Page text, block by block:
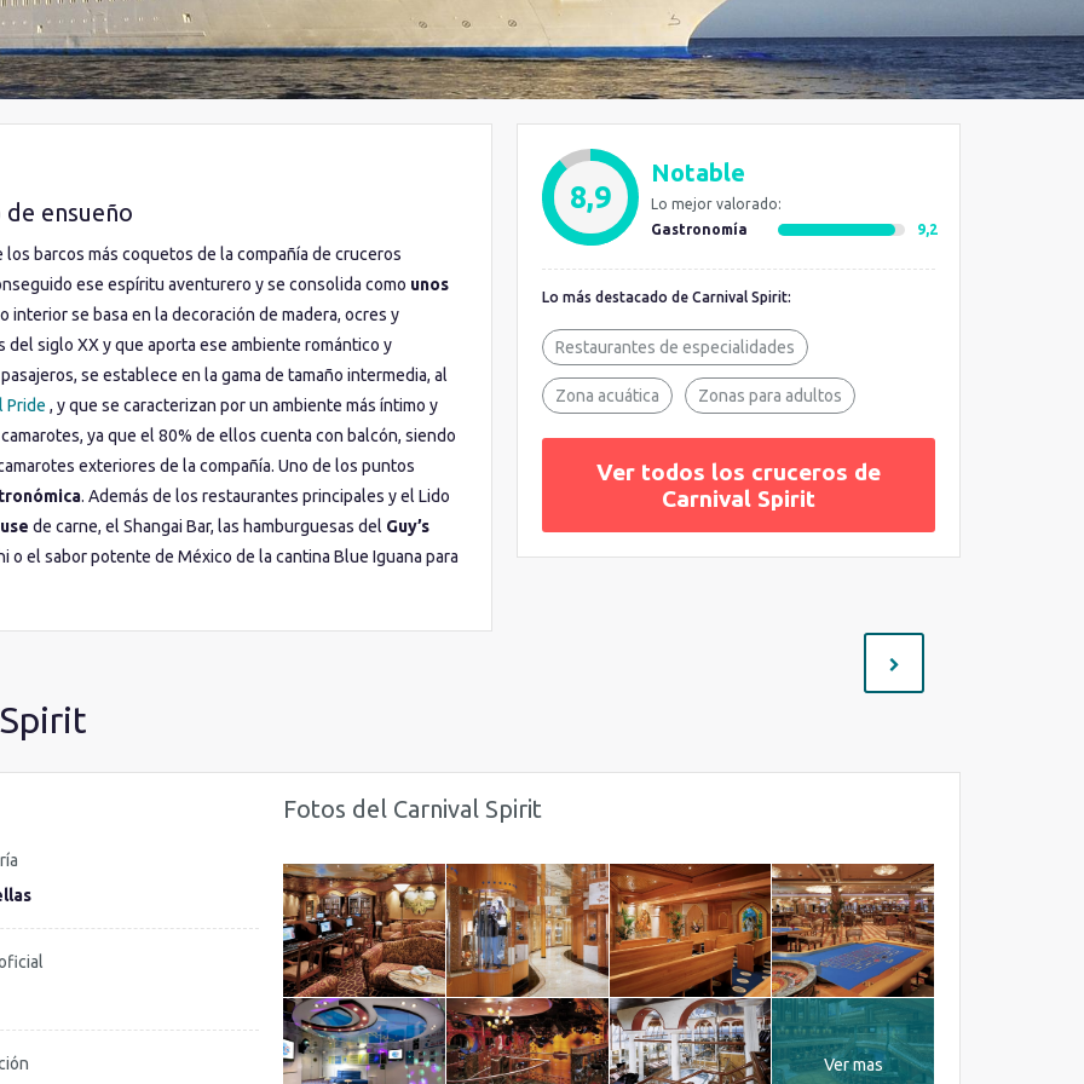
ensueño
los barcos más coquetos de la compañía de cruceros
ese espíritu aventurero y se consolida como unos
interior se basa en la decoración de madera, ocres y
del siglo XX y que aporta ese ambiente romántico y
se establece en la gama de tamaño intermedia, al
Pride , y que se caracterizan por un ambiente más íntimo y
ya que el 80% de ellos cuenta con balcón, siendo
exteriores de la compañía. Uno de los puntos
. Además de los restaurantes principales y el Lido
de carne, el Shangai Bar, las hamburguesas del Guy’s
o el sabor potente de México de la cantina Blue Iguana para
una de las zonas con mayor atractivo es la divertida
acuáticos más locos y divertidos de alta mar.Los adultos
bar privado con los mejores cocktails internacionales.
8,9
Notable
Lo mejor valorado:
Gastronomía
9,2
Lo más destacado de Carnival Spirit:
Restaurantes de especialidades
Zona acuática Zonas para adultos
Ver todos los cruceros de
Carnival Spirit
Fotos del Carnival Spirit
Ver mas